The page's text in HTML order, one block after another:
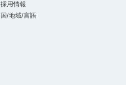
採用情報
国/地域/言語